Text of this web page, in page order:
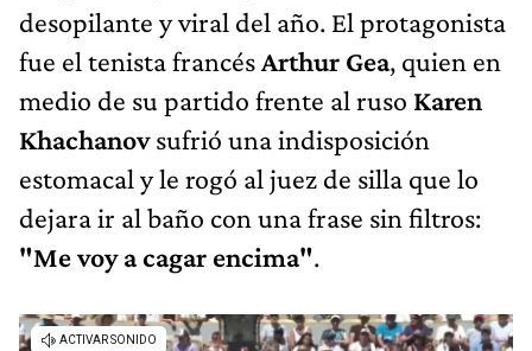
desopilante y viral del año. El protagonista
fue el tenista francésArthur Gea, quien en
medio de su partido frente al ruso Karen
Khachanovsufrió una indisposición
estomacal y le rogó al juez de silla que lo
dejara ir al baño con una frase sin filtros:
"Me voy a cagar encima".